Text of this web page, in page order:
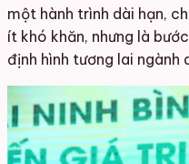
một hành trình dài hạn,
ít khó khăn, nhưng là
định hình tương lai ngành